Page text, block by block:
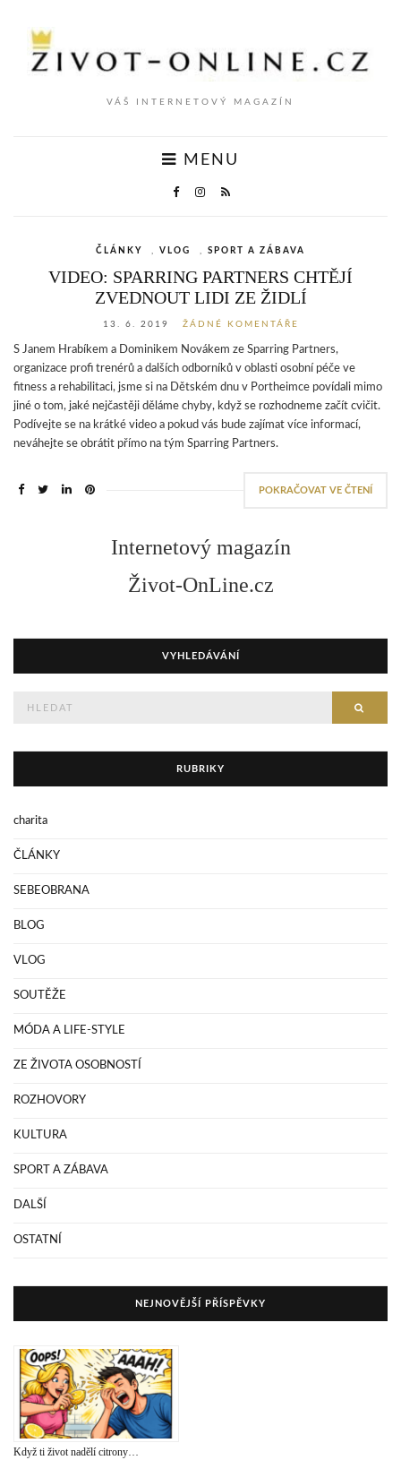
VÁŠ INTERNETOVÝ MAGAZÍN
MENU
ČLÁNKY VLOG SPORT A ZÁBAVA
VIDEO: SPARRING PARTNERS CHTĚJÍ
ZVEDNOUT LIDI ZE ŽIDLÍ
13. 6. 2019 ŽÁDNÉ KOMENTÁŘE
S Janem Hrabíkem a Dominikem Novákem ze Sparring Partners,
organizace profi trenérů a dalších odborníků v oblasti osobní péče ve
fitness a rehabilitaci, jsme si na Dětském dnu v Portheimce povídali mimo
jiné o tom, jaké nejčastěji děláme chyby, když se rozhodneme začít cvičit.
Podívejte se na krátké video a pokud vás bude zajímat více informací,
neváhejte se obrátit přímo na tým Sparring Partners.
POKRAČOVAT VE ČTENÍ
Internetový magazín
Život-OnLine.cz
VYHLEDÁVÁNÍ
RUBRIKY
charita
ČLÁNKY
SEBEOBRANA
BLOG
VLOG
SOUTĚŽE
MÓDA A LIFE-STYLE
ZE ŽIVOTA OSOBNOSTÍ
ROZHOVORY
KULTURA
SPORT A ZÁBAVA
DALŠÍ
OSTATNÍ
NEJNOVĚJŠÍ PŘÍSPĚVKY
Když ti život nadělí citrony…